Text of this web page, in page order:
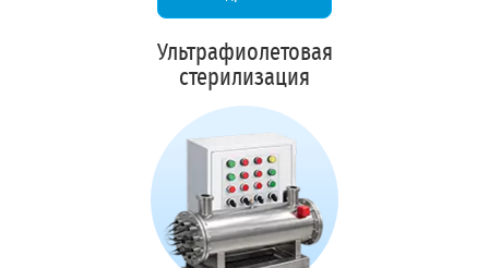
Ультрафиолетовая
стерилизация